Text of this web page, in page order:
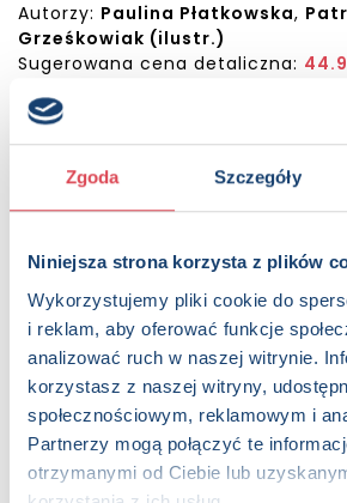
Zgoda Szczegóły
Niniejsza strona korzysta z plików
Wykorzystujemy pliki cookie do
i reklam, aby oferować funkcje
analizować ruch w naszej witrynie.
korzystasz z naszej witryny,
społecznościowym, reklamowym i
Partnerzy mogą połączyć te
otrzymanymi od Ciebie lub
Autorzy: Paulina Płatkowska,
Grześkowiak (ilustr.)
Sugerowana cena detaliczna:
Dostępna:
KUP NA SWIATKSIAZKI.PL
KUP NA KSIAZKI.PL
OPIS
Poznaj pełną zakrętów drogę paczek
aż do twoich rąk. Odkryj okienka i
torbach na zakupy, skrytkach,
pana kuriera. A na koniec przekonaj
pomocnik Świętego Mikołaja.
ciekawych świata. Powyższy opis